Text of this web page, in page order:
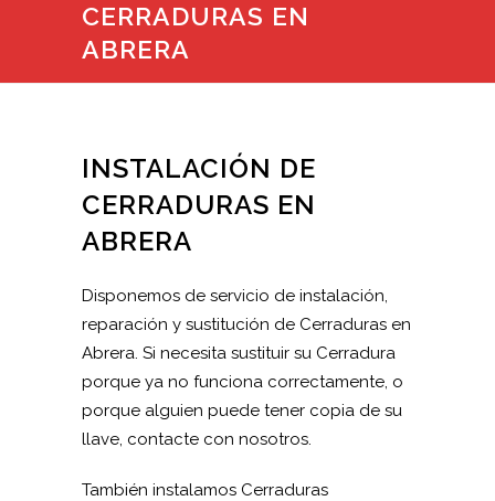
CERRADURAS EN
ABRERA
INSTALACIÓN DE
CERRADURAS EN
ABRERA
Disponemos de servicio de instalación,
reparación y sustitución de Cerraduras en
Abrera. Si necesita sustituir su Cerradura
porque ya no funciona correctamente, o
porque alguien puede tener copia de su
llave, contacte con nosotros.
También instalamos Cerraduras